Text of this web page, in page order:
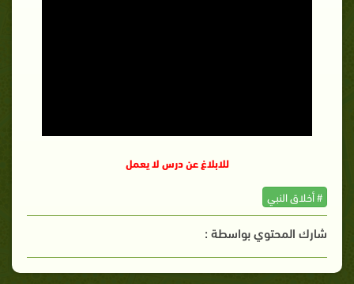
للابلاغ عن درس لا يعمل
# أخلاق النبي
شارك المحتوي بواسطة :